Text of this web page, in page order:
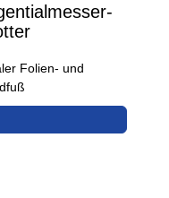
Folien- und